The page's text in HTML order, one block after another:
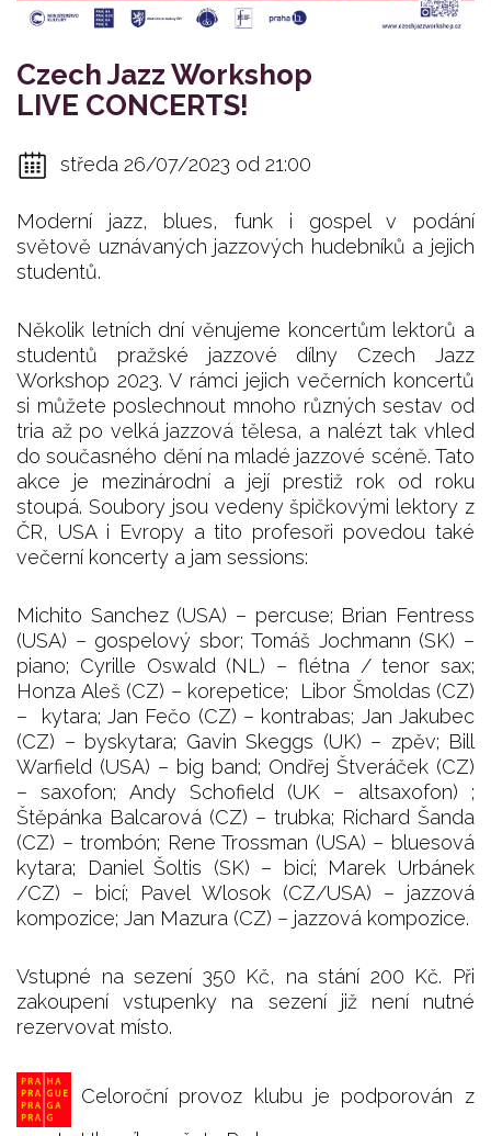
Czech Jazz Workshop
LIVE CONCERTS!
středa 26/07/2023 od 21:00
Moderní jazz, blues, funk i gospel v podání
světově uznávaných jazzových hudebníků a jejich
studentů.
Několik letních dní věnujeme koncertům lektorů a
studentů pražské jazzové dílny Czech Jazz
Workshop 2023. V rámci jejich večerních koncertů
si můžete poslechnout mnoho různých sestav od
tria až po velká jazzová tělesa, a nalézt tak vhled
do současného dění na mladé jazzové scéně. Tato
akce je mezinárodní a její prestiž rok od roku
stoupá. Soubory jsou vedeny špičkovými lektory z
ČR, USA i Evropy a tito profesoři povedou také
večerní koncerty a jam sessions:
Michito Sanchez (USA) – percuse; Brian Fentress
(USA) – gospelový sbor; Tomáš Jochmann (SK) –
piano; Cyrille Oswald (NL) – flétna / tenor sax;
Honza Aleš (CZ) – korepetice; Libor Šmoldas (CZ)
– kytara; Jan Fečo (CZ) – kontrabas; Jan Jakubec
(CZ) – byskytara; Gavin Skeggs (UK) – zpěv; Bill
Warfield (USA) – big band; Ondřej Štveráček (CZ)
– saxofon; Andy Schofield (UK – altsaxofon) ;
Štěpánka Balcarová (CZ) – trubka; Richard Šanda
(CZ) – trombón; Rene Trossman (USA) – bluesová
kytara; Daniel Šoltis (SK) – bicí; Marek Urbánek
/CZ) – bicí; Pavel Wlosok (CZ/USA) – jazzová
kompozice; Jan Mazura (CZ) – jazzová kompozice.
Vstupné na sezení 350 Kč, na stání 200 Kč. Při
zakoupení vstupenky na sezení již není nutné
rezervovat místo.
Celoroční provoz klubu je podporován z